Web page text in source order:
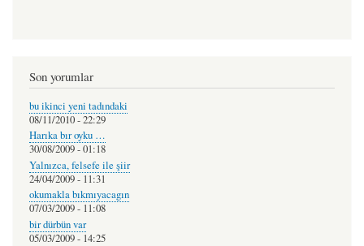
Son yorumlar
bu ikinci yeni tadındaki
08/11/2010 - 22:29
Harıka bır oyku …
30/08/2009 - 01:18
Yalnızca, felsefe ile şiir
24/04/2009 - 11:31
okumakla bıkmıyacagın
07/03/2009 - 11:08
bir dürbün var
05/03/2009 - 14:25